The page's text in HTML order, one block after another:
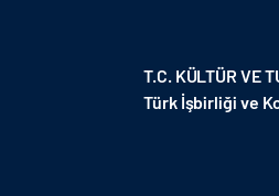
T.C. KÜLTÜR VE
Türk İşbirliği ve